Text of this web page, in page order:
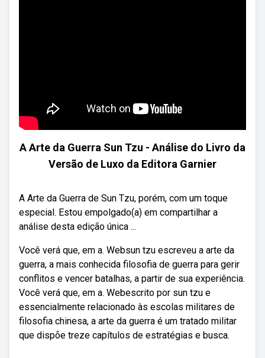
A Arte da Guerra Sun Tzu - Análise do Livro da
Versão de Luxo da Editora Garnier
A Arte da Guerra de Sun Tzu, porém, com um toque
especial. Estou empolgado(a) em compartilhar a
análise desta edição única ...
Você verá que, em a. Websun tzu escreveu a arte da
guerra, a mais conhecida filosofia de guerra para gerir
conflitos e vencer batalhas, a partir de sua experiência.
Você verá que, em a. Webescrito por sun tzu e
essencialmente relacionado às escolas militares de
filosofia chinesa, a arte da guerra é um tratado militar
que dispõe treze capítulos de estratégias e busca.